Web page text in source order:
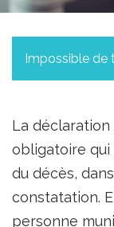
Impossible de
La
obligatoire
du décès,
constatation.
personne